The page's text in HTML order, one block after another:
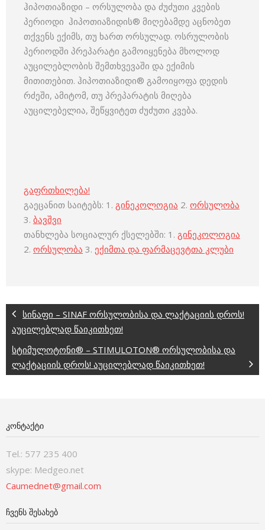
ჰიპოთიაზიდი – ორსულობა და ძუძუთი კვების
პერიოდი ჰიპოთიაზიდის® მიღებამდე აცნობეთ
თქვენს ექიმს, თუ ხართ ორსულად. ოსრულობის
პერიოდში პრეპარატი გამოიყენება მხოლოდ
აუცილებლობის შემთხვევაში და ექიმის
მითითებით. ჰიპოთიაზიდი® გამოიყოფა დედის
რძეში, ამიტომ, თუ პრეპარატის მიღება
აუცილებელია, შეწყვიტეთ ძუძუთი კვება.
გაფრთხილება!
გაეცანით საიტებს: 1. გინეკოლოგია 2. ორსულობა
3. ბავშვი
თანხლება სოციალურ ქსელებში: 1. გინეკოლოგია
2. ორსულობა 3. ექიმთა და ფარმაცევტთა კლუბი
სინაფი – SINAF ორსულობისა და ლაქტაციის დროს!
აუცილებლად წაიკითხეთ!
სტიმულოტონი® – STIMULOTON® ორსულობისა და
ლაქტაციის დროს! აუცილებლად წაიკითხეთ!
ᲙᲝᲜᲢᲐᲥᲢᲘ
Tel.: 577 235 400
skype: Medgeo.net
Caumednet@gmail.com
ᲩᲕᲔᲜᲡ ᲨᲔᲡᲐᲮᲔᲑ